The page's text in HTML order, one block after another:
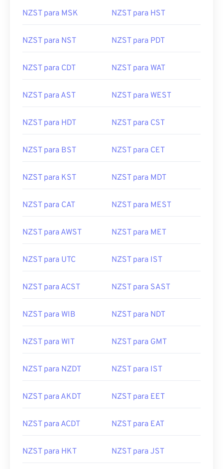
NZST para MSK NZST para HST
NZST para NST NZST para PDT
NZST para CDT NZST para WAT
NZST para AST NZST para WEST
NZST para HDT NZST para CST
NZST para BST NZST para CET
NZST para KST NZST para MDT
NZST para CAT NZST para MEST
NZST para AWST NZST para MET
NZST para UTC NZST para IST
NZST para ACST NZST para SAST
NZST para WIB NZST para NDT
NZST para WIT NZST para GMT
NZST para NZDT NZST para IST
NZST para AKDT NZST para EET
NZST para ACDT NZST para EAT
NZST para HKT NZST para JST